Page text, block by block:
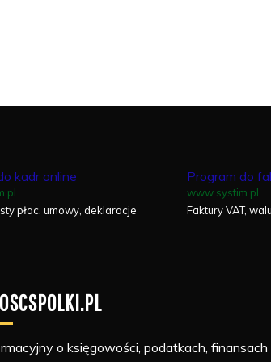
kadr online
płac, umowy, deklaracje
Program do
www.systim.pl
Faktury VAT,
o księgowości, podatkach, finansach